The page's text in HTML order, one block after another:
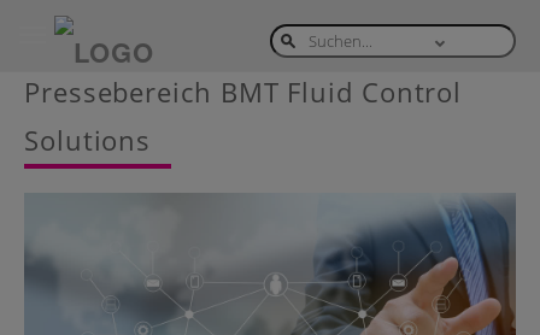
content
Toggle
navigation
Pressebereich BMT Fluid Control
Solutions